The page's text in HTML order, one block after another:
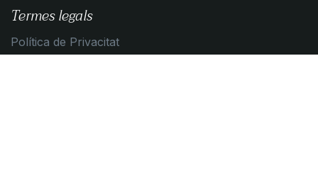
Termes legals
Política de Privacitat